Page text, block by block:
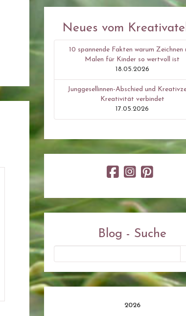
Neues vom
10 spannende Fakten warum Zeichnen
Malen für Kinder so wertvoll ist
18.05.2026
Junggesellinnen-Abschied und
Kreativität verbindet
17.05.2026
Blog - Suche
2026